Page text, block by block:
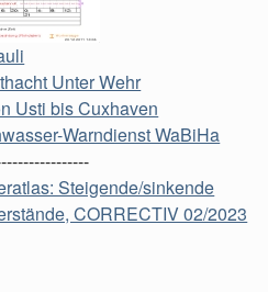
Unter Wehr
Usti bis Cuxhaven
Warndienst WaBiHa
Steigende/sinkende
CORRECTIV 02/2023